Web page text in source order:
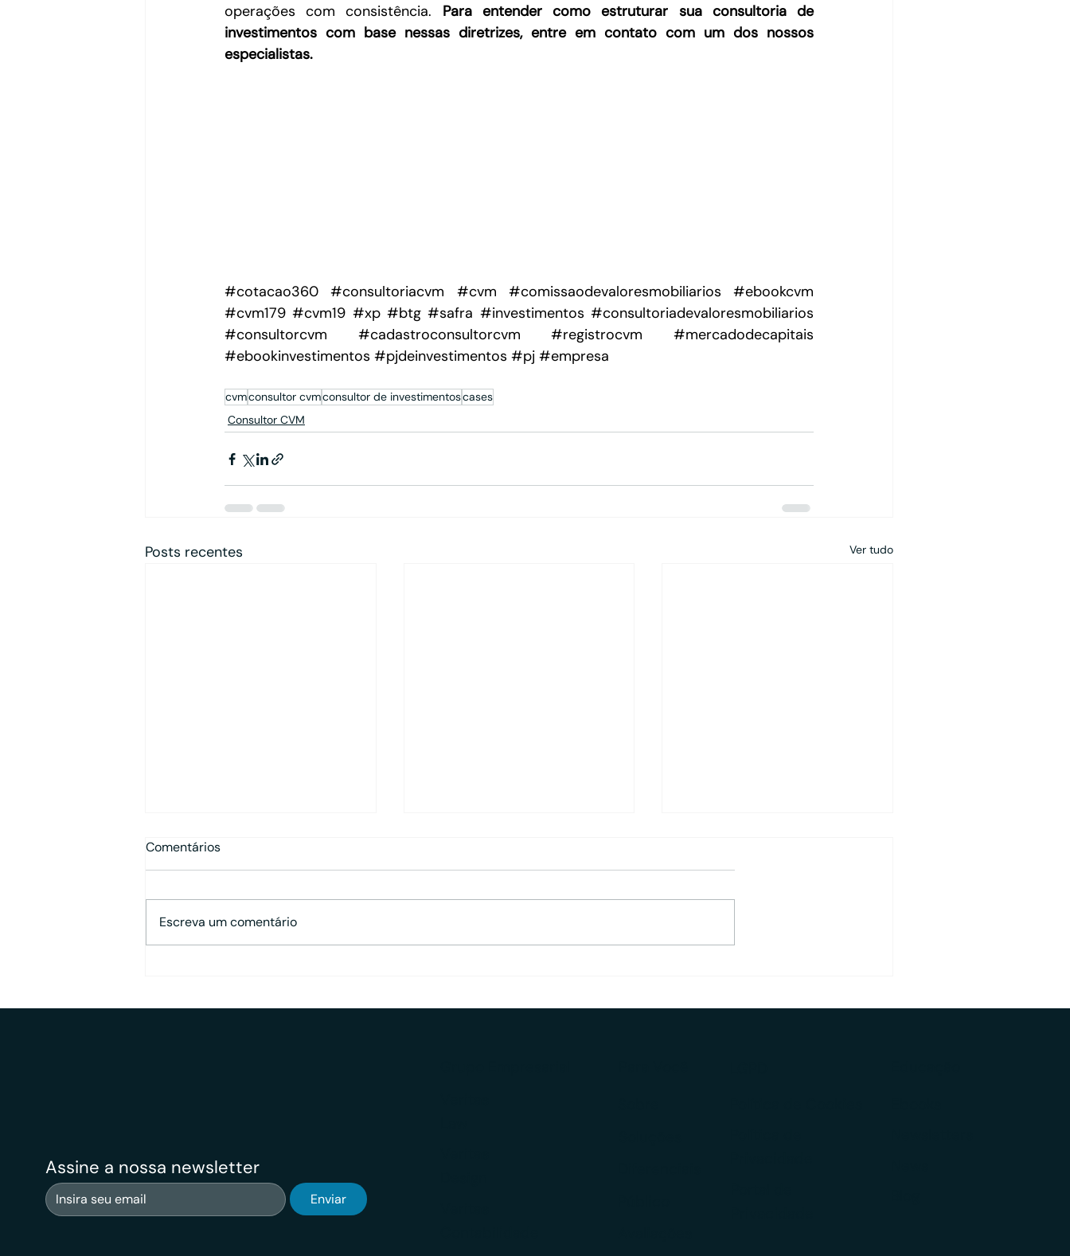
operações com consistência. Para entender como estruturar sua consultoria de
investimentos com base nessas diretrizes, entre em contato com um dos nossos
especialistas.
#cotacao360 #consultoriacvm #cvm #comissaodevaloresmobiliarios
#ebookcvm
#cvm179 #cvm19 #xp #btg #safra #investimentos #consultoriadevaloresmobiliarios
#consultorcvm
#cadastroconsultorcvm #registrocvm
#mercadodecapitais
#ebookinvestimentos #pjdeinvestimentos #pj #empresa
cvmconsultor cvmconsultor de investimentoscases
Consultor CVM
Posts recentes Ver tudo
governança, compliance e
de uma Consultoria CVM
em março: todas elas
Comentários
Escreva um comentário
Assine a nossa newsletter
Enviar